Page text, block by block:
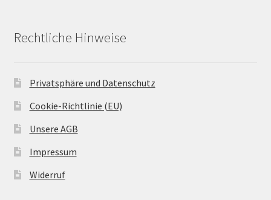
Rechtliche Hinweise
Privatsphäre und Datenschutz
Cookie-Richtlinie (EU)
Unsere AGB
Impressum
Widerruf